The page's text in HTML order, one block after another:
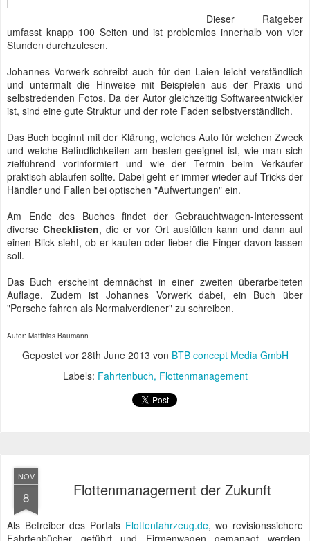
Dieser Ratgeber
umfasst knapp 100 Seiten und ist problemlos innerhalb von vier
Stunden durchzulesen.
Johannes Vorwerk schreibt auch für den Laien leicht verständlich
und untermalt die Hinweise mit Beispielen aus der Praxis und
selbstredenden Fotos. Da der Autor gleichzeitig Softwareentwickler
ist, sind eine gute Struktur und der rote Faden selbstverständlich.
Das Buch beginnt mit der Klärung, welches Auto für welchen Zweck
und welche Befindlichkeiten am besten geeignet ist, wie man sich
zielführend vorinformiert und wie der Termin beim Verkäufer
praktisch ablaufen sollte. Dabei geht er immer wieder auf Tricks der
Händler und Fallen bei optischen "Aufwertungen" ein.
Am Ende des Buches findet der Gebrauchtwagen-Interessent
diverseChecklisten, die er vor Ort ausfüllen kann und dann auf
einen Blick sieht, ob er kaufen oder lieber die Finger davon lassen
soll.
Das Buch erscheint demnächst in einer zweiten überarbeiteten
Auflage. Zudem ist Johannes Vorwerk dabei, ein Buch über
"Porsche fahren als Normalverdiener" zu schreiben.
Autor: Matthias Baumann
Gepostet vor 28th June 2013 von BTB concept Media GmbH
Labels: Fahrtenbuch Flottenmanagement
NOV
8 Flottenmanagement der Zukunft
Als Betreiber des Portals Flottenfahrzeug.de, wo revisionssichere
Fahrtenbücher geführt und Firmenwagen gemanagt werden,